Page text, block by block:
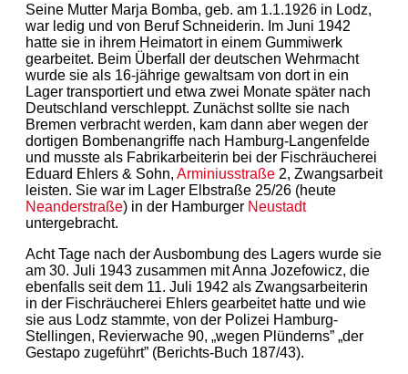
Seine Mutter Marja Bomba, geb. am 1.1.1926 in Lodz,
war ledig und von Beruf Schneiderin. Im Juni 1942
hatte sie in ihrem Heimatort in einem Gummiwerk
gearbeitet. Beim Überfall der deutschen Wehrmacht
wurde sie als 16-jährige gewaltsam von dort in ein
Lager transportiert und etwa zwei Monate später nach
Deutschland verschleppt. Zunächst sollte sie nach
Bremen verbracht werden, kam dann aber wegen der
dortigen Bombenangriffe nach Hamburg-Langenfelde
und musste als Fabrikarbeiterin bei der Fischräucherei
Eduard Ehlers & Sohn, Arminiusstraße 2, Zwangsarbeit
leisten. Sie war im Lager Elbstraße 25/26 (heute
Neanderstraße) in der Hamburger Neustadt
untergebracht.
Acht Tage nach der Ausbombung des Lagers wurde sie
am 30. Juli 1943 zusammen mit Anna Jozefowicz, die
ebenfalls seit dem 11. Juli 1942 als Zwangsarbeiterin
in der Fischräucherei Ehlers gearbeitet hatte und wie
sie aus Lodz stammte, von der Polizei Hamburg-
Stellingen, Revierwache 90, „wegen Plünderns” „der
Gestapo zugeführt” (Berichts-Buch 187/43).